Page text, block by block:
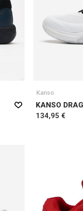
Kanso
KANSO
134,95 €